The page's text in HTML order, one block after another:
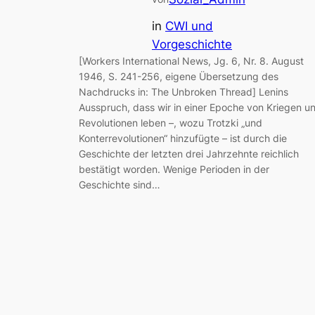
in CWI und
Vorgeschichte
[Workers International News, Jg. 6, Nr. 8. August
1946, S. 241-256, eigene Übersetzung des
Nachdrucks in: The Unbroken Thread] Lenins
Ausspruch, dass wir in einer Epoche von Kriegen
Revolutionen leben –, wozu Trotzki „und
Konterrevolutionen“ hinzufügte – ist durch die
Geschichte der letzten drei Jahrzehnte reichlich
bestätigt worden. Wenige Perioden in der
Geschichte sind…